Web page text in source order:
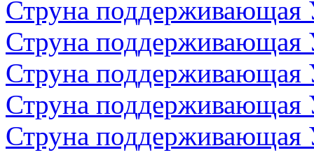
Струна
Струна
Струна
Струна
Струна